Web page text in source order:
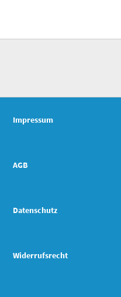
Impressum
AGB
Datenschutz
Widerrufsrecht